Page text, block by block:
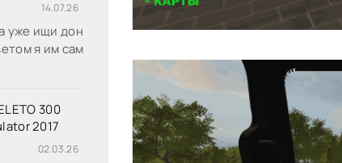
14.07.26
уже ищи дон
я им сам
300
2017
02.03.26